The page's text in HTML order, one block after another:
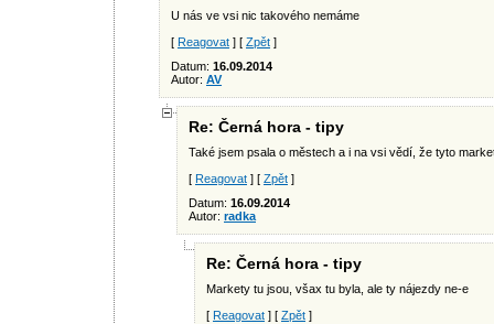
U nás ve vsi nic takového nemáme
[ Reagovat ] [ Zpět ]
Datum: 16.09.2014
Autor: AV
Re: Černá hora - tipy
Také jsem psala o městech a i na vsi vědí, že tyto
[ Reagovat ] [ Zpět ]
Datum: 16.09.2014
Autor: radka
Re: Černá hora - tipy
Markety tu jsou, všax tu byla, ale ty nájezdy ne-e
[ Reagovat ] [ Zpět ]